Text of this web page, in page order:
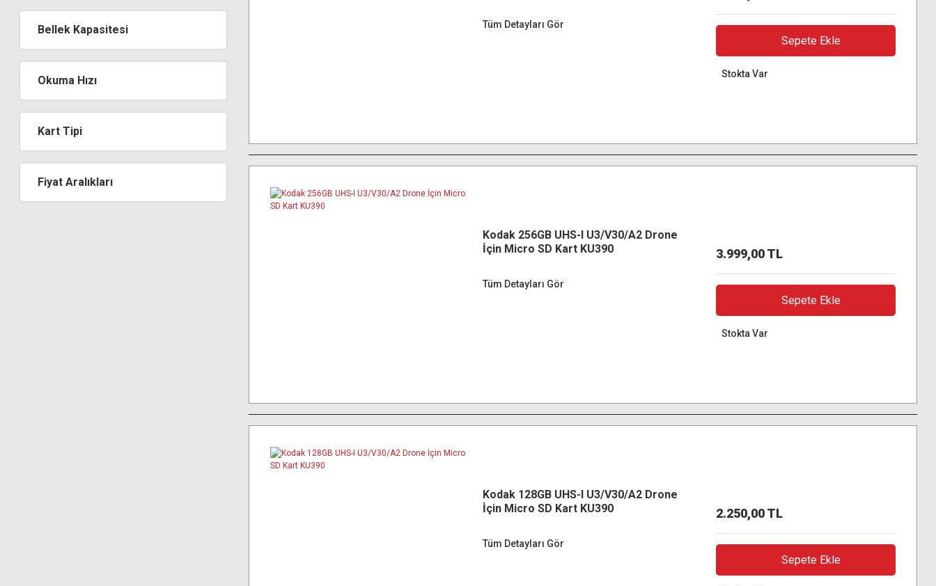
Bellek Kapasitesi
Okuma Hızı
Kart Tipi
Fiyat Aralıkları
Tüm Detayları Gör
Sepete Ekle
Stokta Var
Kodak 256GB UHS-I U3/V30/A2 Drone
İçin Micro SD Kart KU390
Tüm Detayları Gör
3.999,00 TL
Sepete Ekle
Stokta Var
Kodak 128GB UHS-I U3/V30/A2 Drone
İçin Micro SD Kart KU390
Tüm Detayları Gör
2.250,00 TL
Sepete Ekle